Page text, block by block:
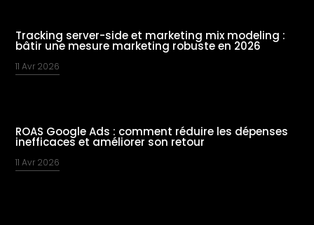
Tracking server-side et marketing mix modeling :
bâtir une mesure marketing robuste en 2026
11 Avr 2026
ROAS Google Ads : comment réduire les dépenses
inefficaces et améliorer son retour
11 Avr 2026